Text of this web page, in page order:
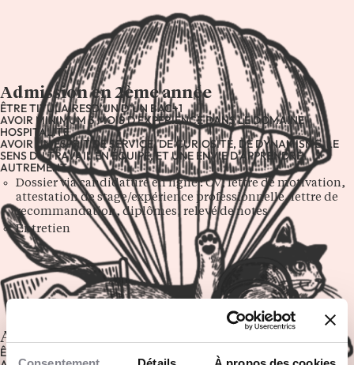
Admission en 2ème année
ÊTRE TITULAIRESD’UN D’UN BAC+1
AVOIR MINIMUM 3 MOIS D'EXPÉRIENCE DANS LE DOMAINE
HOSPITALITÉ
AVOIR UN ESPRIT DE SERVICE, DE CURIOSITÉ, DE DYNAMISME, LE
SENS DU TRAVAIL EN ÉQUIPE, ET UNE ENVIE D’APPRENDRE
AUTREMENT
Dossier via candidature en ligne : CV, lettre de motivation,
attestation de stage/expérience professionnelle, lettre de
recommandation, diplômes, relevé de notes
Entretien
Admission en 3ème année
ÊTRE TITULAIRESD’UN BAC+2